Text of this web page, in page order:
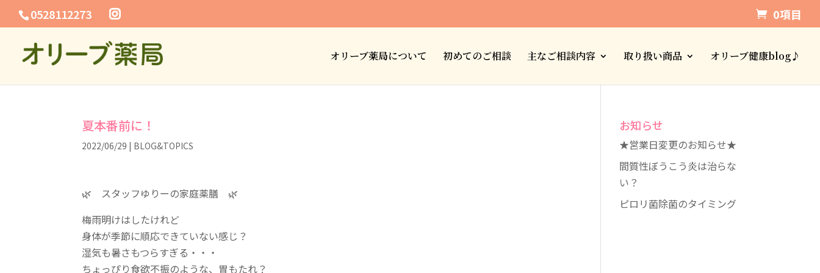
0528112273 0項目
オリーブ薬局について 初めてのご相談 主なご相談内容 取り扱い商品 オリーブ健康blog♪
夏本番前に！
2022/06/29 | BLOG&TOPICS
🌿 スタッフゆりーの家庭薬膳 🌿
梅雨明けはしたけれど
身体が季節に順応できていない感じ？
湿気も暑さもつらすぎる・・・
ちょっぴり食欲不振のような、胃もたれ？
お知らせ
★営業日変更のお知らせ★
間質性ぼうこう炎は治らな
い？
ピロリ菌除菌のタイミング